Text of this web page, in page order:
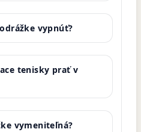
vypnúť?
tenisky prať v
vymeniteľná?